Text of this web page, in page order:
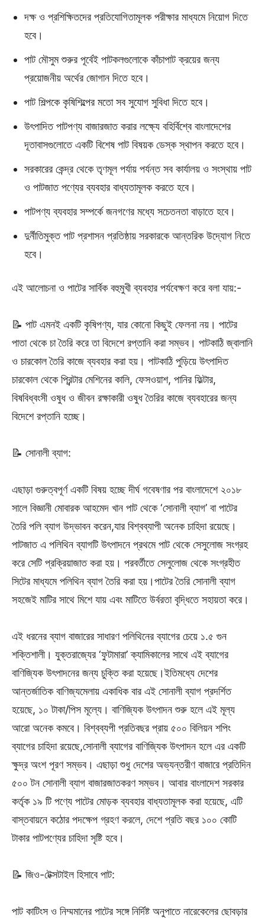
দক্ষ ও প্রশিক্ষিতদের প্রতিযোগিতামূলক পরীক্ষার মাধ্যমে নিয়োগ দিতে
হবে।
পাট মৌসুম শুরুর পূর্বেই পাটকলগুলোকে কাঁচাপাট ক্রয়ের জন্য
প্রয়োজনীয় অর্থের জোগান দিতে হবে।
পাট শিল্পকে কৃষিশিল্পের মতো সব সুযোগ সুবিধা দিতে হবে।
উৎপাদিত পাটপণ্য বাজারজাত করার লক্ষ্যে বহির্বিশ্বে বাংলাদেশের
দূতাবাসগুলোতে একটি বিশেষ পাট বিষয়ক ডেস্ক স্থাপন করতে হবে।
সরকারের কেন্দ্র থেকে তৃণমূল পর্যায় পর্যন্ত সব কার্যালয় ও সংস্থায় পাট
ও পাটজাত পণ্যের ব্যবহার বাধ্যতামূলক করতে হবে।
পাটপণ্য ব্যবহার সম্পর্কে জনগণের মধ্যে সচেতনতা বাড়াতে হবে।
দুর্নীতিমুক্ত পাট প্রশাসন প্রতিষ্ঠায় সরকারকে আন্তরিক উদ্যোগ নিতে
হবে।
এই আলোচনা ও পাটের সার্বিক বহুমুখী ব্যবহার পর্যবেক্ষণ করে বলা যায়:-
📝 পাট এমনই একটি কৃষিপণ্য, যার কোনো কিছুই ফেলনা নয়। পাটের
পাতা থেকে চা তৈরি করে তা বিদেশে রপ্তানি করা সম্ভব। পাটকাঠি জ্বালানি
ও চারকোল তৈরি কাজে ব্যবহার করা হয়। পাটকাঠি পুড়িয়ে উৎপাদিত
চারকোল থেকে প্রিন্টার মেশিনের কালি, ফেসওয়াশ, পানির ফিল্টার,
বিষবিধ্বংসী ওষুধ ও জীবন রক্ষাকারী ওষুধ তৈরির কাজে ব্যবহারের জন্য
বিদেশে রপ্তানি হচ্ছে।
📝 সোনালী ব্যাগ:
এছাড়া গুরুত্বপূর্ণ একটি বিষয় হচ্ছে দীর্ঘ গবেষণার পর বাংলাদেশে ২০১৮
সালে বিজ্ঞানী মোবারক আহমেদ খান পাট থেকে ‘সোনালী ব্যাগ’ বা পাটের
তৈরি পলি ব্যাগ উদ্ভাবন করেন,যার বিশ্বব্যাপী অনেক চাহিদা রয়েছে।
পাটজাত এ পলিথিন ব্যাগটি উৎপাদনে প্রথমে পাট থেকে সেসুলোজ সংগ্রহ
করে সেটি প্রক্রিয়াজাত করা হয়। পরবর্তীতে সেলুলোজ থেকে সংগ্রহীত
সিটের মাধ্যমে পলিথিন ব্যাগ তৈরি করা হয়।পাটের তৈরি সোনালী ব্যাগ
সহজেই মাটির সাথে মিশে যায় এবং মাটিতে উর্বরতা বৃদ্ধিতে সহায়তা করে।
এই ধরনের ব্যাগ বাজারের সাধারণ পলিথিনের ব্যাগের চেয়ে ১.৫ গুন
শক্তিশালী। যুক্তরাজ্যের ‘ফুটামারা’ ক্যামিকালের সাথে এই ব্যাগের
বাণিজ্যিক উৎপাদনের জন্য চুক্তি করা হয়েছে।ইতিমধ্যে দেশের
আন্তর্জাতিক বাণিজ্যমেলায় একাধিক বার এই সোনালী ব্যাগ প্রদর্শিত
হয়েছে, ১০ টাকা/পিস মূল্যে। বাণিজ্যিক উৎপাদন শুরু হলে এই মূল্য
আরো অনেক কমবে। বিশ্বব্যপী প্রতিবছর প্রায় ৫০০ বিলিয়ন শপিং
ব্যাগের চাহিদা রয়েছে,সোনালী ব্যাগের বাণিজ্যিক উৎপাদন হলে এর একটি
ক্ষুদ্র অংশ পূরণ সম্ভব। এছাড়া শুধু দেশের অভ্যন্তরীণ বাজারে প্রতিদিন
৫০০ টন সোনালী ব্যাগ বাজারজাতকরণ সম্ভব। আবার বাংলাদেশ সরকার
কর্তৃক ১৯ টি পণ্যে পাটের মোড়ক ব্যবহার বাধ্যতামূলক করা হয়েছে, এটি
বাস্তবায়নে কঠোর পদক্ষেপ গ্রহণ করলে, দেশে প্রতি বছর ১০০ কোটি
টাকার পাটপণ্যের চাহিদা সৃষ্টি হবে।
📝 জিও-টেক্সটাইল হিসাবে পাট:
পাট কাটিংস ও নিম্মমানের পাটের সঙ্গে নির্দিষ্ট অনুপাতে নারেকেলের ছোবড়ার